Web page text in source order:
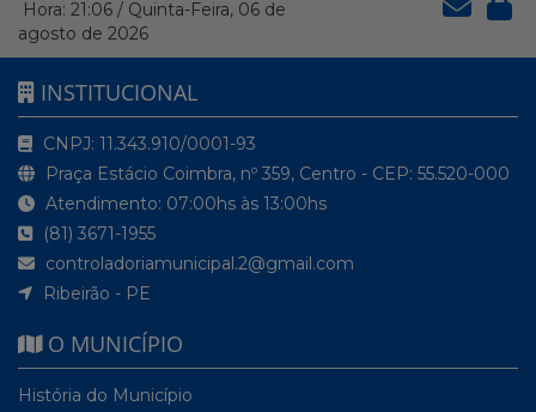
Hora: 21:06 / Quinta-Feira, 06 de
agosto de 2026
INSTITUCIONAL
CNPJ: 11.343.910/0001-93
Praça Estácio Coimbra, nº 359, Centro - CEP: 55.520-000
Atendimento: 07:00hs às 13:00hs
(81) 3671-1955
controladoriamunicipal.2@gmail.com
Ribeirão - PE
O MUNICÍPIO
História do Município